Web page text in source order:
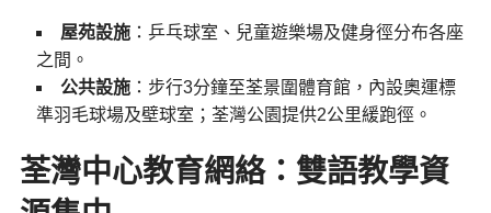
屋苑設施：乒乓球室、兒童遊樂場及健身徑分布各座
之間。
公共設施：步行3分鐘至荃景圍體育館，內設奧運標
準羽毛球場及壁球室；荃灣公園提供2公里緩跑徑。
荃灣中心教育網絡：雙語教學資